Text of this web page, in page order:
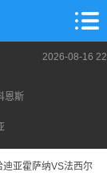
2026-08-16
恩斯
亚霍萨纳VS法西尔